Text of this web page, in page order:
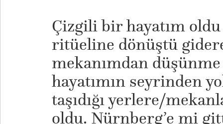
Çizgili bir hayatım
ritüeline dönüştü
mekanımdan
hayatımın seyrinden
taşıdığı yerlere/
oldu. Nürnberg’e mi